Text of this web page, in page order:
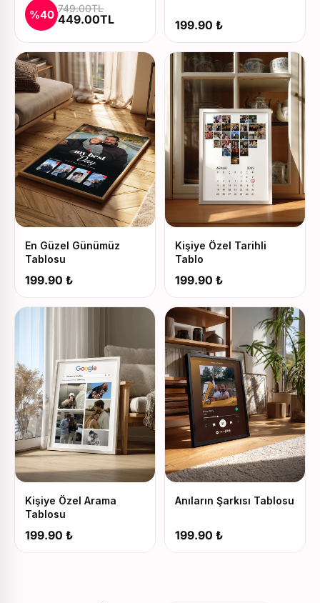
Seti
%40 749.00TL
449.00TL 199.90 ₺
En Güzel Günümüz
Tablosu
199.90 ₺
Kişiye Özel Tarihli
Tablo
199.90 ₺
Kişiye Özel Arama
Tablosu
199.90 ₺
Anıların Şarkısı Tablosu
199.90 ₺